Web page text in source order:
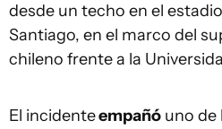
desde un techo en el
Santiago, en el marco del
chileno frente a la
El incidenteempañó uno de